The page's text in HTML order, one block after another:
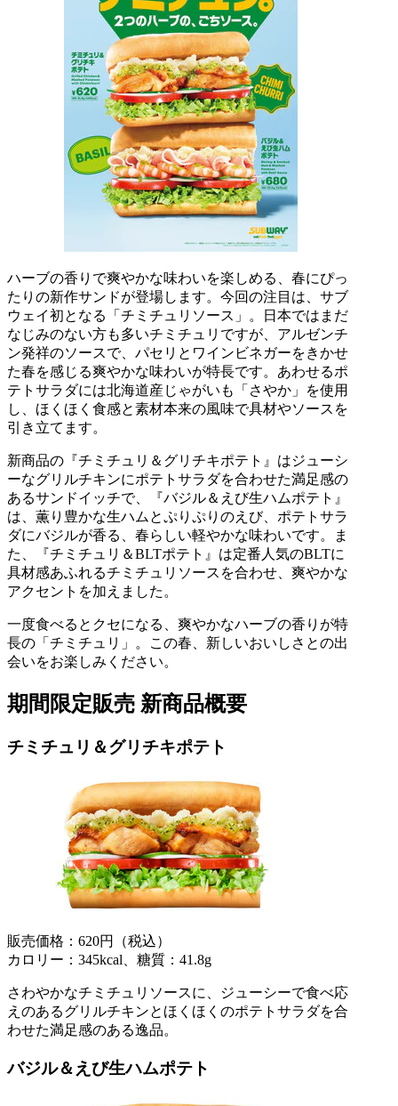
ハーブの香りで爽やかな味わいを楽しめる、春にぴっ
たりの新作サンドが登場します。今回の注目は、サブ
ウェイ初となる「チミチュリソース」。日本ではまだ
なじみのない方も多いチミチュリですが、アルゼンチ
ン発祥のソースで、パセリとワインビネガーをきかせ
た春を感じる爽やかな味わいが特長です。あわせるポ
テトサラダには北海道産じゃがいも「さやか」を使用
し、ほくほく食感と素材本来の風味で具材やソースを
引き立てます。
新商品の『チミチュリ＆グリチキポテト』はジューシ
ーなグリルチキンにポテトサラダを合わせた満足感の
あるサンドイッチで、『バジル＆えび生ハムポテト』
は、薫り豊かな生ハムとぷりぷりのえび、ポテトサラ
ダにバジルが香る、春らしい軽やかな味わいです。ま
た、『チミチュリ＆BLTポテト』は定番人気のBLTに
具材感あふれるチミチュリソースを合わせ、爽やかな
アクセントを加えました。
一度食べるとクセになる、爽やかなハーブの香りが特
長の「チミチュリ」。この春、新しいおいしさとの出
会いをお楽しみください。
期間限定販売 新商品概要
チミチュリ＆グリチキポテト
販売価格：620円（税込）
カロリー：345kcal、糖質：41.8g
さわやかなチミチュリソースに、ジューシーで食べ応
えのあるグリルチキンとほくほくのポテトサラダを合
わせた満足感のある逸品。
バジル＆えび生ハムポテト